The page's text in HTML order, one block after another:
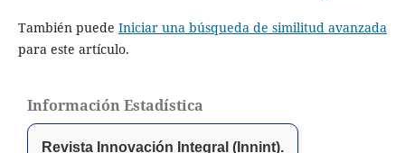
También puede Iniciar una búsqueda de similitud avanzada
para este artículo.
Información Estadística
Revista Innovación Integral (Innint).